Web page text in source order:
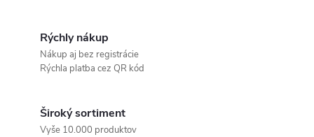
Rýchly nákup
Nákup aj bez registrácie
Rýchla platba cez QR kód
Široký sortiment
Vyše 10.000 produktov